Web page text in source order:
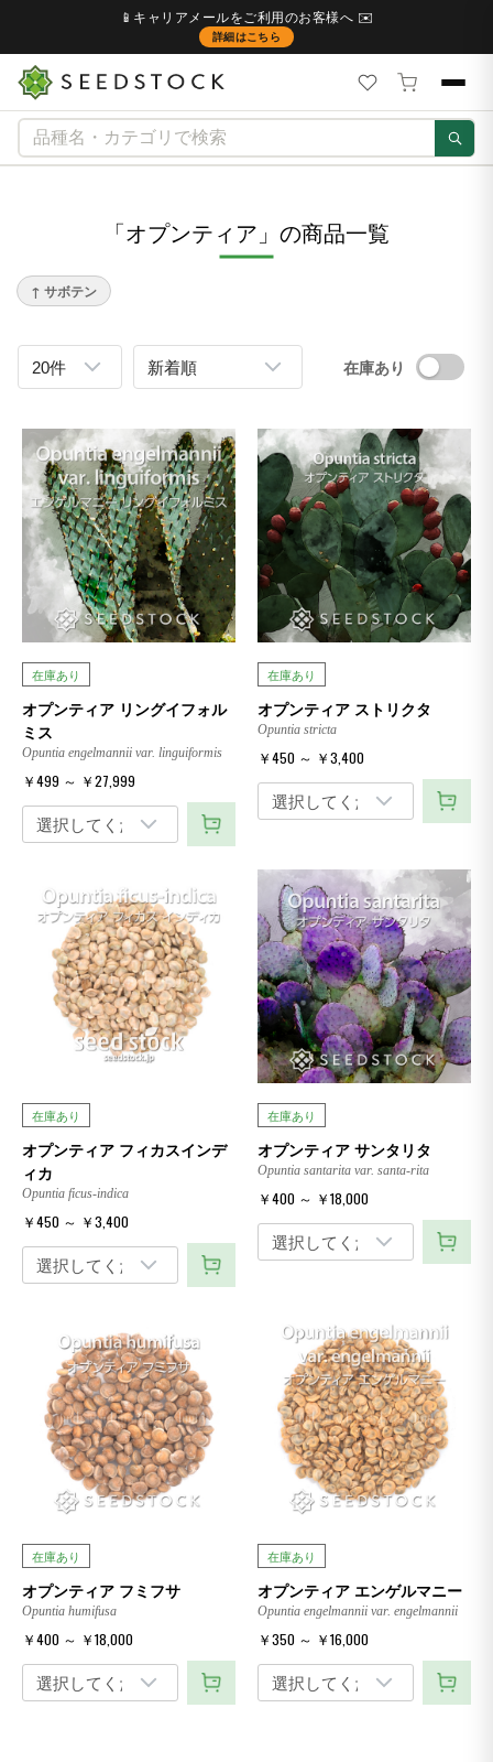
📱キャリアメールをご利用のお客様へ ✉️
詳細はこちら
「オプンティア」の商品一覧
↑ サボテン
在庫あり
在庫あり
オプンティア リングイフォル
ミス
Opuntia engelmannii var. linguiformis
￥499 ～ ￥27,999
在庫あり
オプンティア ストリクタ
Opuntia stricta
￥450 ～ ￥3,400
在庫あり
オプンティア フィカスインデ
ィカ
Opuntia ficus-indica
￥450 ～ ￥3,400
在庫あり
オプンティア サンタリタ
Opuntia santarita var. santa-rita
￥400 ～ ￥18,000
在庫あり
オプンティア フミフサ
Opuntia humifusa
￥400 ～ ￥18,000
在庫あり
オプンティア エンゲルマニー
Opuntia engelmannii var. engelmannii
￥350 ～ ￥16,000